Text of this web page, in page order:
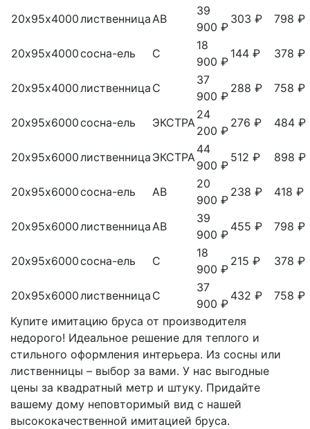
20х95х4000лиственница АВ
39
900 ₽
303 ₽ 798 ₽
20х95х4000сосна-ель С
18
900 ₽
144 ₽ 378 ₽
20х95х4000лиственница С
37
900 ₽
288 ₽ 758 ₽
20х95х6000сосна-ель ЭКСТРА
24
200 ₽
276 ₽ 484 ₽
20х95х6000лиственница ЭКСТРА
44
900 ₽
512 ₽ 898 ₽
20х95х6000сосна-ель АВ
20
900 ₽
238 ₽ 418 ₽
20х95х6000лиственница АВ
39
900 ₽
455 ₽ 798 ₽
20х95х6000сосна-ель С
18
900 ₽
215 ₽ 378 ₽
20х95х6000лиственница С
37
900 ₽
432 ₽
758 ₽
Купите имитацию бруса от производителя
недорого! Идеальное решение для теплого и
стильного оформления интерьера. Из сосны или
лиственницы – выбор за вами. У нас выгодные
цены за квадратный метр и штуку. Придайте
вашему дому неповторимый вид с нашей
высококачественной имитацией бруса.